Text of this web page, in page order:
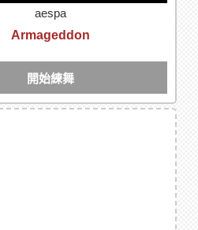
aespa
Armageddon
開始練舞